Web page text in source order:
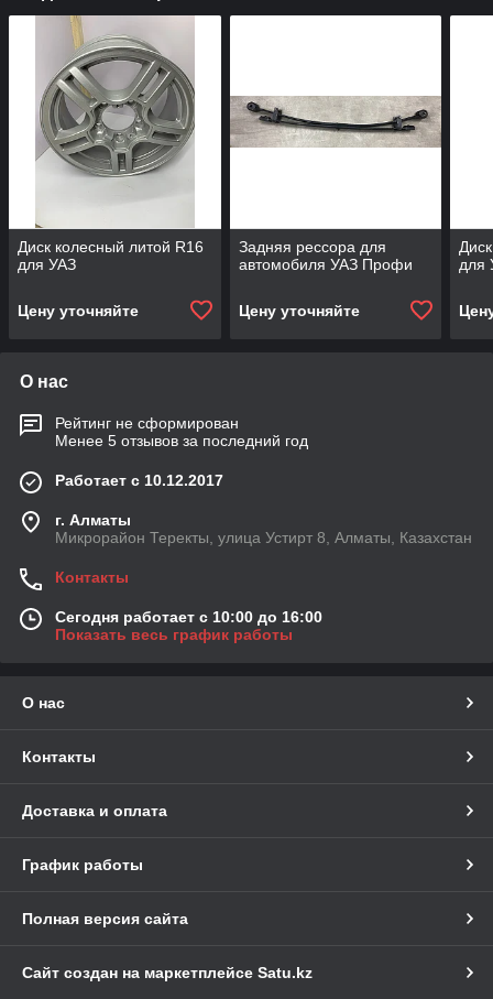
Диск колесный литой R16
для УАЗ
Цену уточняйте
Задняя рессора для
автомобиля УАЗ Профи
Цену уточняйте
для
О нас
Рейтинг не сформирован
Менее 5 отзывов за последний год
Работает с 10.12.2017
г. Алматы
Микрорайон Теректы, улица Устирт 8, Алматы, Казахстан
Контакты
Сегодня работает с 10:00 до 16:00
Показать весь график работы
О нас
Контакты
Доставка и оплата
График работы
Полная версия сайта
Сайт создан на маркетплейсе Satu.kz